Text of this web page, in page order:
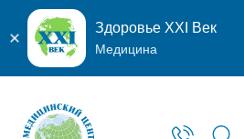
Здоровье XXI Век
Медицина